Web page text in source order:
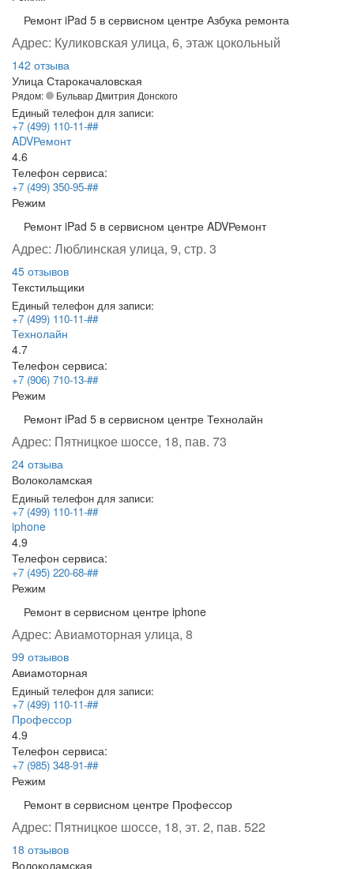
Ремонт iPad 5 в сервисном центре Азбука ремонта
Адрес: Куликовская улица, 6, этаж цокольный
142 отзыва
Улица Старокачаловская
Рядом: Бульвар Дмитрия Донского
Единый телефон для записи:
+7 (499) 110-11-##
ADVРемонт
4.6
Телефон сервиса:
+7 (499) 350-95-##
Режим
Ремонт iPad 5 в сервисном центре ADVРемонт
Адрес: Люблинская улица, 9, стр. 3
45 отзывов
Текстильщики
Единый телефон для записи:
+7 (499) 110-11-##
Технолайн
4.7
Телефон сервиса:
+7 (906) 710-13-##
Режим
Ремонт iPad 5 в сервисном центре Технолайн
Адрес: Пятницкое шоссе, 18, пав. 73
24 отзыва
Волоколамская
Единый телефон для записи:
+7 (499) 110-11-##
iphone
4.9
Телефон сервиса:
+7 (495) 220-68-##
Режим
Ремонт в сервисном центре iphone
Адрес: Авиамоторная улица, 8
99 отзывов
Авиамоторная
Единый телефон для записи:
+7 (499) 110-11-##
Профессор
4.9
Телефон сервиса:
+7 (985) 348-91-##
Режим
Ремонт в сервисном центре Профессор
Адрес: Пятницкое шоссе, 18, эт. 2, пав. 522
18 отзывов
Волоколамская